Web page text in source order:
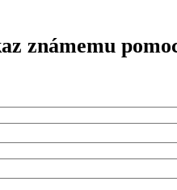
známemu